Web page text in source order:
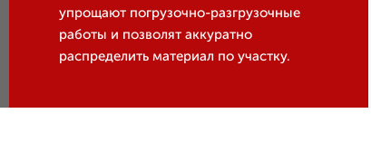
упрощают погрузочно-разгрузочные
работы и позволят аккуратно
распределить материал по участку.